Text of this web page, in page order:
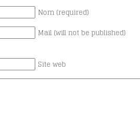
Nom (required)
Mail (will not be published)
Site web